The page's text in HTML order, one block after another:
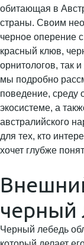
обитающая в
страны. Своим
черное оперение
красный клюв,
орнитологов, так
мы подробно
поведение, среду
экосистеме, а
австралийского
для тех, кто
хочет глубже
черный
Черный лебедь